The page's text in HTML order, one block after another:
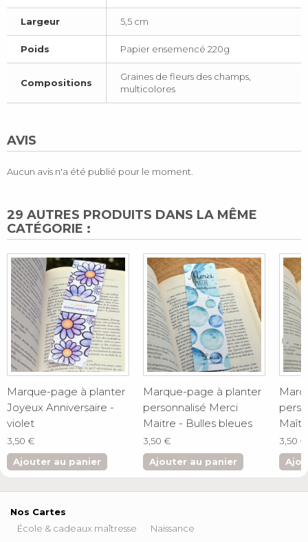
Largeur 5,5 cm
Poids Papier ensemencé 220g
Compositions
Graines de fleurs des champs,
multicolores
AVIS
Aucun avis n'a été publié pour le moment.
29 AUTRES PRODUITS DANS LA MÊME
CATÉGORIE :
Marque-page à planter
Joyeux Anniversaire -
violet
3,50 €
Ajouter au panier
Marque-page à planter
personnalisé Merci
Maitre - Bulles bleues
3,50 €
Ajouter au panier
3,50 €
Nos Cartes
École & cadeaux maîtresse
Naissance